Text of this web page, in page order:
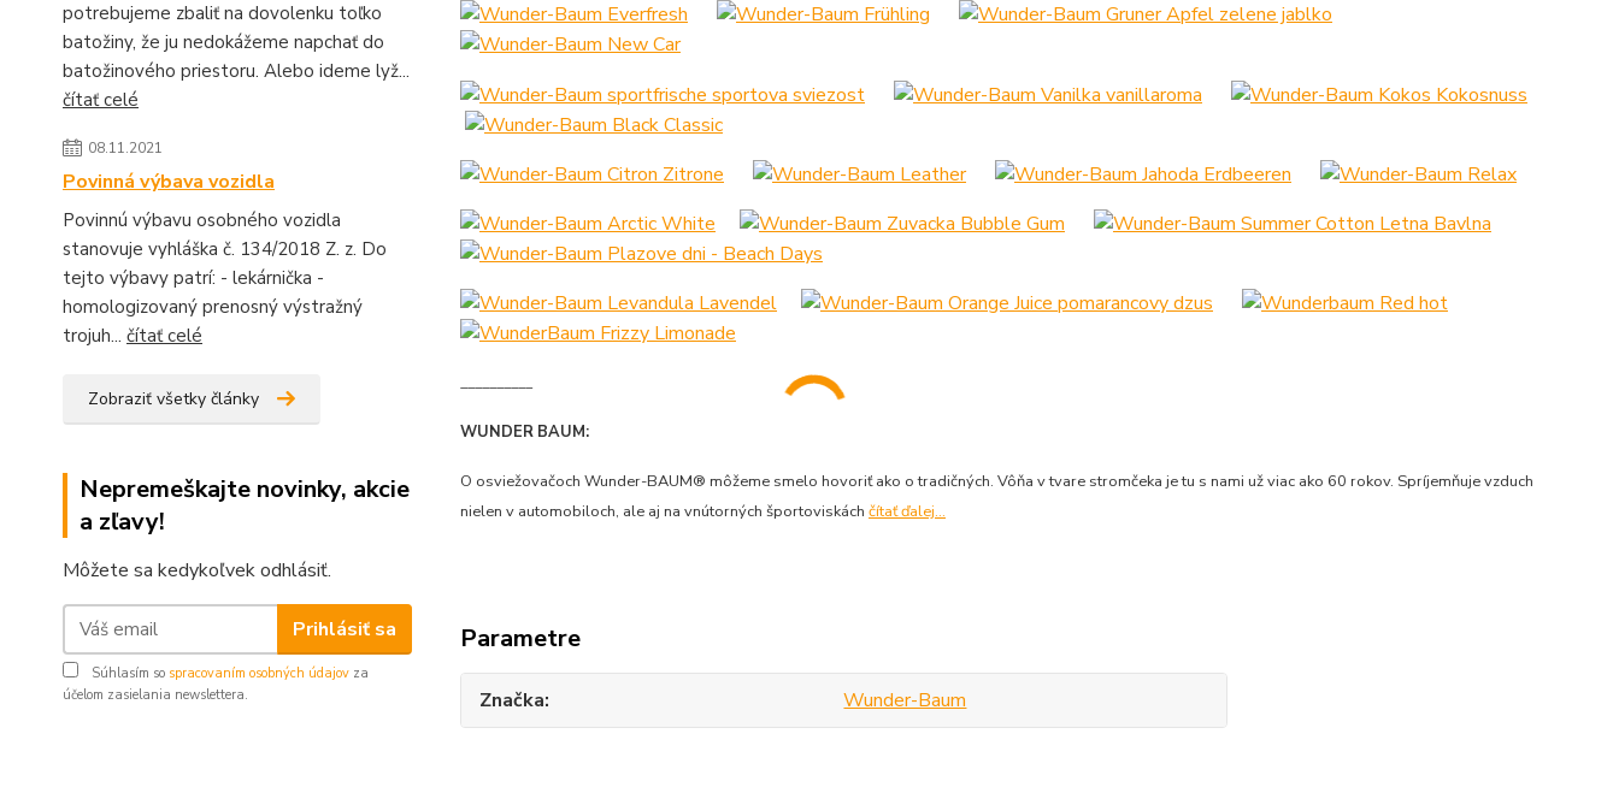
potrebujeme zbaliť na dovolenku toľko
batožiny, že ju nedokážeme napchať do
batožinového priestoru. Alebo ideme lyž...
čítať celé
08.11.2021
Povinná výbava vozidla
Povinnú výbavu osobného vozidla
stanovuje vyhláška č. 134/2018 Z. z. Do
tejto výbavy patrí: - lekárnička -
homologizovaný prenosný výstražný
trojuh... čítať celé
Zobraziť všetky články
Nepremeškajte novinky, akcie
a zľavy!
Môžete sa kedykoľvek odhlásiť.
Prihlásiť sa
Súhlasím so spracovaním osobných údajov za
účelom zasielania newslettera.
__________
WUNDER BAUM:
O osviežovačoch Wunder-BAUM® môžeme smelo hovoriť ako o tradičných. Vôňa v tvare stromčeka je tu s nami už viac ako 60 rokov. Spríjemňuje vzduch
nielen v automobiloch, ale aj na vnútorných športoviskách čítať ďalej...
Parametre
Značka Wunder-Baum